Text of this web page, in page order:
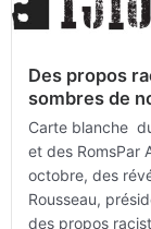
Des propos
sombres de
Carte blanche
et des RomsPar
octobre, des
Rousseau,
des propos